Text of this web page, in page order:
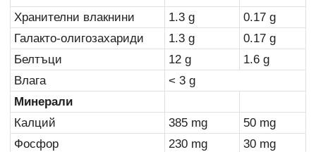
Хранителни влакнини
1.3 g 0.17 g
Галакто-олигозахариди
1.3 g
0.17 g
Белтъци
12 g
1.6 g
Влага
< 3 g
Минерали
Калций
385 mg
50 mg
Фосфор
230 mg
30 mg